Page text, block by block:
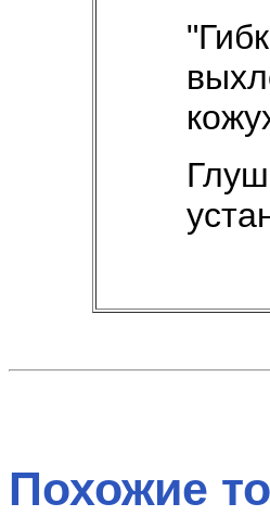
Похожие